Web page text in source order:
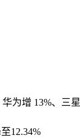
为增 13%、三
12.34%